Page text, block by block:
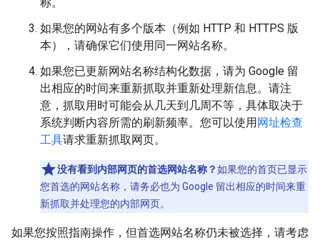
如果您的网站有多个版本（例如 HTTP 和 HTTPS 版
本），请确保它们使用同一网站名称。
如果您已更新网站名称结构化数据，请为 Google 留
出相应的时间来重新抓取并重新处理新信息。请注
意，抓取用时可能会从几天到几周不等，具体取决于
系统判断内容所需的刷新频率。您可以使用网址检查
工具请求重新抓取网页。
没有看到内部网页的首选网站名称？如果您的首页已显示
您首选的网站名称，请务必也为 Google 留出相应的时间来重
新抓取并处理您的内部网页。
如果您按照指南操作，但首选网站名称仍未被选择，请考虑